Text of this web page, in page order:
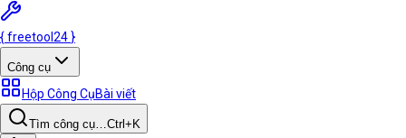
{freetool 24 }
Công cụ
Hộp Công CụBài viết
Tìm công cụ…Ctrl +K